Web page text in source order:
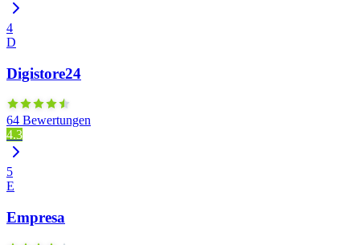
4
D
Digistore24
64 Bewertungen
4.3
5
E
Empresa